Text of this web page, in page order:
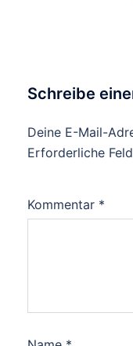
Schreibe
Deine E-Mail-
Erforderliche
Kommentar *